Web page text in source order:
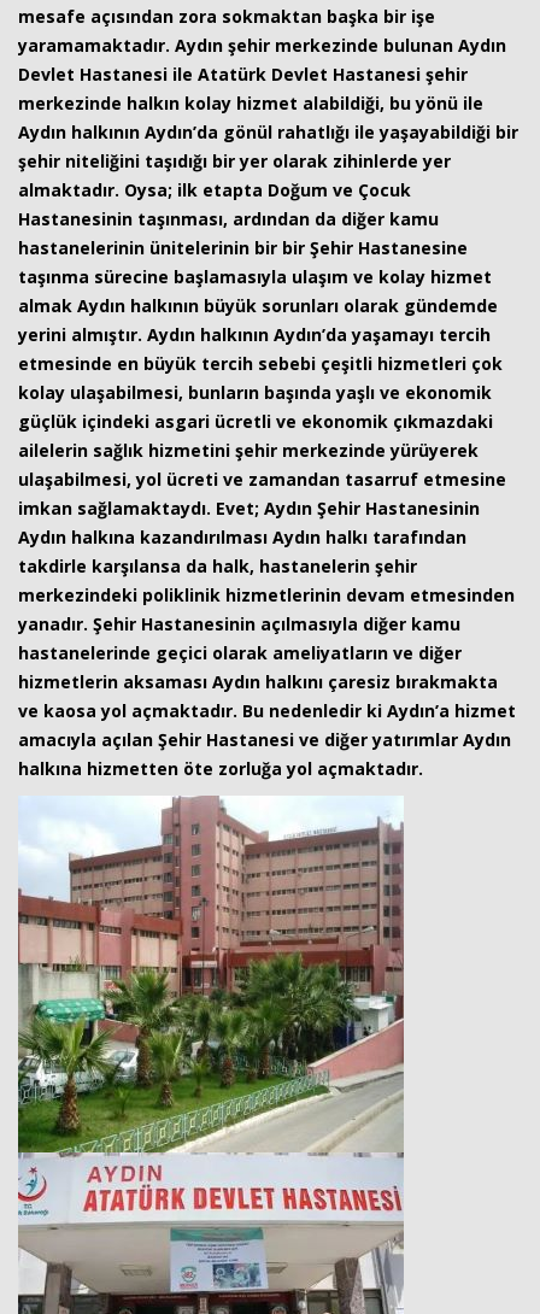
mesafe açısından zora sokmaktan başka bir işe
yaramamaktadır. Aydın şehir merkezinde bulunan Aydın
Devlet Hastanesi ile Atatürk Devlet Hastanesi şehir
merkezinde halkın kolay hizmet alabildiği, bu yönü ile
Aydın halkının Aydın’da gönül rahatlığı ile yaşayabildiği bir
şehir niteliğini taşıdığı bir yer olarak zihinlerde yer
almaktadır. Oysa; ilk etapta Doğum ve Çocuk
Hastanesinin taşınması, ardından da diğer kamu
hastanelerinin ünitelerinin bir bir Şehir Hastanesine
taşınma sürecine başlamasıyla ulaşım ve kolay hizmet
almak Aydın halkının büyük sorunları olarak gündemde
yerini almıştır. Aydın halkının Aydın’da yaşamayı tercih
etmesinde en büyük tercih sebebi çeşitli hizmetleri çok
kolay ulaşabilmesi, bunların başında yaşlı ve ekonomik
güçlük içindeki asgari ücretli ve ekonomik çıkmazdaki
ailelerin sağlık hizmetini şehir merkezinde yürüyerek
ulaşabilmesi, yol ücreti ve zamandan tasarruf etmesine
imkan sağlamaktaydı. Evet; Aydın Şehir Hastanesinin
Aydın halkına kazandırılması Aydın halkı tarafından
takdirle karşılansa da halk, hastanelerin şehir
merkezindeki poliklinik hizmetlerinin devam etmesinden
yanadır. Şehir Hastanesinin açılmasıyla diğer kamu
hastanelerinde geçici olarak ameliyatların ve diğer
hizmetlerin aksaması Aydın halkını çaresiz bırakmakta
ve kaosa yol açmaktadır. Bu nedenledir ki Aydın’a hizmet
amacıyla açılan Şehir Hastanesi ve diğer yatırımlar Aydın
halkına hizmetten öte zorluğa yol açmaktadır.